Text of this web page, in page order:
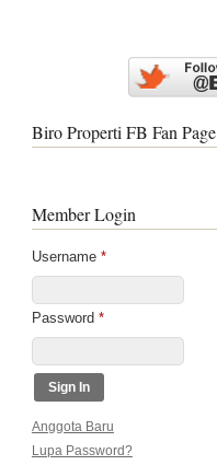
Biro Properti FB Fan Page
Member Login
Username *
Password *
Anggota Baru
Lupa Password?